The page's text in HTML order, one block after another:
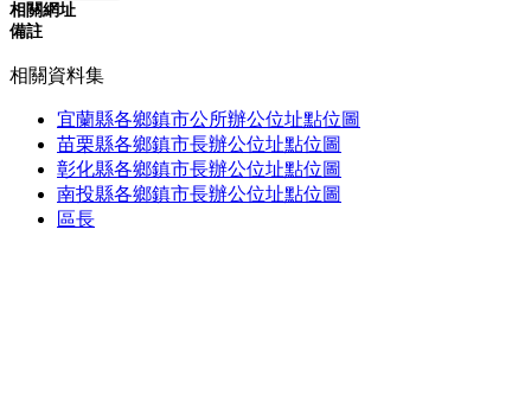
相關網址
備註
相關資料集
宜蘭縣各鄉鎮市公所辦公位址點位圖
苗栗縣各鄉鎮市長辦公位址點位圖
彰化縣各鄉鎮市長辦公位址點位圖
南投縣各鄉鎮市長辦公位址點位圖
區長